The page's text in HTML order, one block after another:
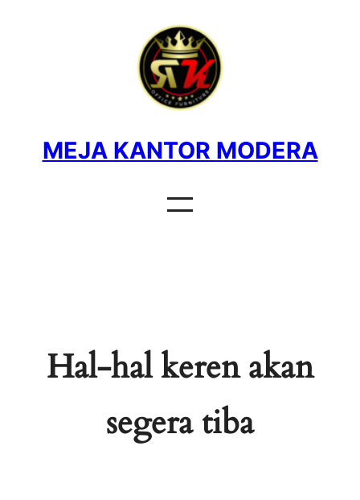
MEJA KANTOR MODERA
Hal-hal keren akan
segera tiba